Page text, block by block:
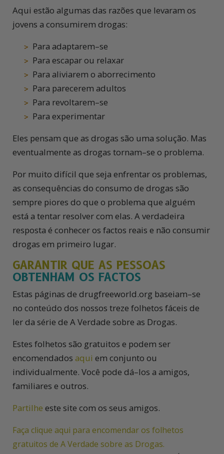
Aqui estão algumas das razões que levaram os
jovens a consumirem drogas:
Para adaptarem–se
Para escapar ou relaxar
Para aliviarem o aborrecimento
Para parecerem adultos
Para revoltarem–se
Para experimentar
Eles pensam que as drogas são uma solução. Mas
eventualmente as drogas tornam–se o problema.
Por muito difícil que seja enfrentar os problemas,
as consequências do consumo de drogas são
sempre piores do que o problema que alguém
está a tentar resolver com elas. A verdadeira
resposta é conhecer os factos reais e não consumir
drogas em primeiro lugar.
GARANTIR QUE AS PESSOAS
OBTENHAM OS FACTOS
Estas páginas de drugfreeworld.org baseiam–se
no conteúdo dos nossos treze folhetos fáceis de
ler da série de A Verdade sobre as Drogas.
Estes folhetos são gratuitos e podem ser
encomendados aqui em conjunto ou
individualmente. Você pode dá–los a amigos,
familiares e outros.
Partilhe este site com os seus amigos.
Faça clique aqui para encomendar os folhetos
gratuitos de A Verdade sobre as Drogas.